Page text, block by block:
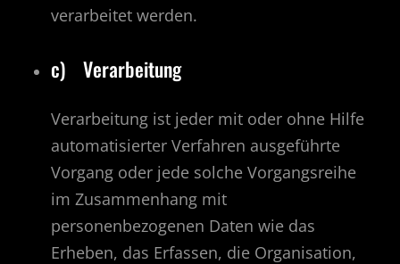
verarbeitet werden.
c) Verarbeitung
Verarbeitung ist jeder mit oder ohne Hilfe
automatisierter Verfahren ausgeführte
Vorgang oder jede solche Vorgangsreihe
im Zusammenhang mit
personenbezogenen Daten wie das
Erheben, das Erfassen, die Organisation,